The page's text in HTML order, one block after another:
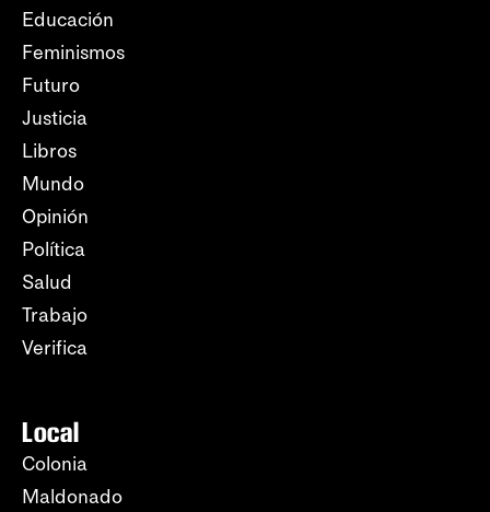
Educación
Feminismos
Futuro
Justicia
Libros
Mundo
Opinión
Política
Salud
Trabajo
Verifica
Local
Colonia
Maldonado